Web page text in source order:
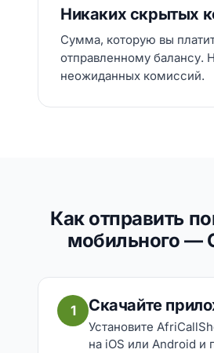
Никаких скрытых
Сумма, которую вы
отправленному балансу.
неожиданных комиссий.
Как отправить
мобильного —
1 Скачайте
Установите
на iOS или Android и